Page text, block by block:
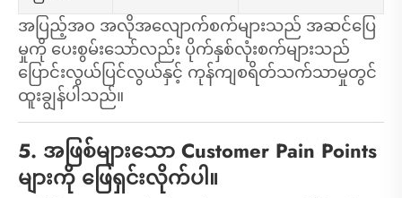
အပြည့်အဝ အလိုအလျောက်စက်များသည် အဆင်ပြေ
မှုကို ပေးစွမ်းသော်လည်း ပိုက်နှစ်လုံးစက်များသည်
ပြောင်းလွယ်ပြင်လွယ်နှင့် ကုန်ကျစရိတ်သက်သာမှုတွင်
ထူးချွန်ပါသည်။
5. အဖြစ်များသော Customer Pain Points
များကို ဖြေရှင်းလိုက်ပါ။